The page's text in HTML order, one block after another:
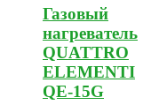
Газовый
нагреватель
QUATTRO
ELEMENTI
QE-15G